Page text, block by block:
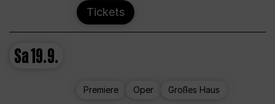
Tickets
Sa19.9.
Premiere Oper Großes Haus